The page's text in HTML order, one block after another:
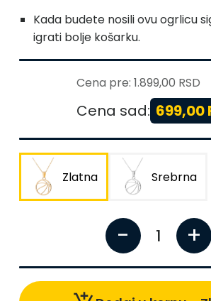
Kada budete nosili ovu ogrlicu
igrati bolje košarku.
Cena pre: 1.899,00 RSD
Cena sad: 699,00
Zlatna Srebrna
- 1 +